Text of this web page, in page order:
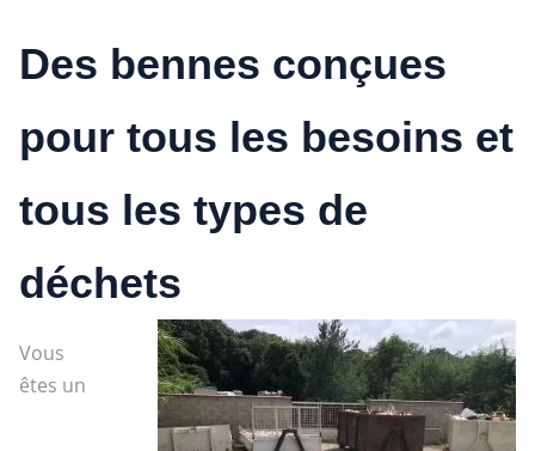
Des bennes conçues
pour tous les besoins et
tous les types de
déchets
Vous
êtes un